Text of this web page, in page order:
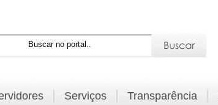
Serviços Transparência